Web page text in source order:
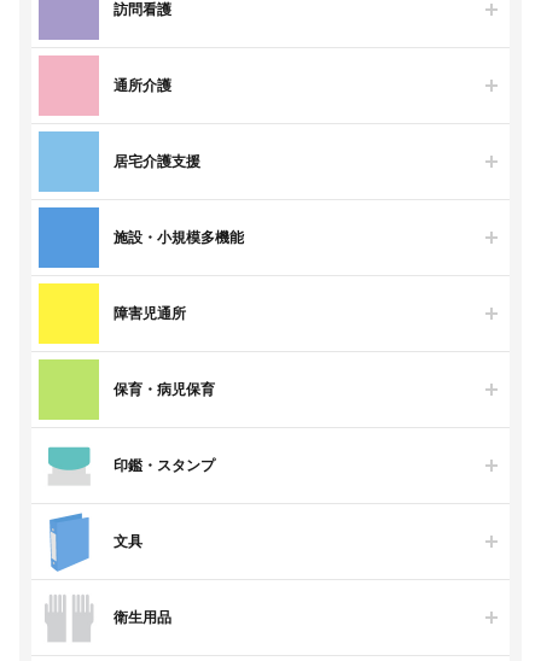
訪問看護
通所介護
居宅介護支援
施設・小規模多機能
障害児通所
保育・病児保育
印鑑・スタンプ
文具
衛生用品